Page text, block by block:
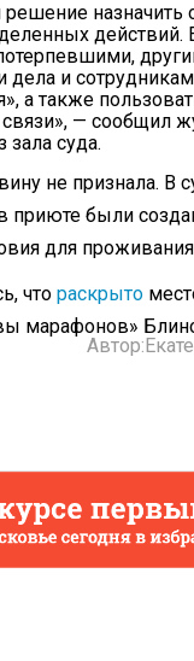
решение назначить
действий.
дела и
а также
— сообщил
зала суда.
не признала. В
приюте были
для
чтораскрыто
марафонов»
Автор: